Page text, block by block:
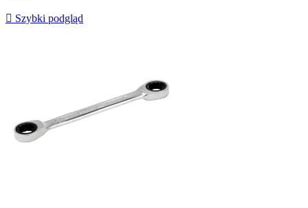
 Szybki podgląd